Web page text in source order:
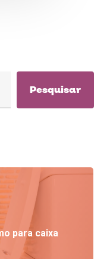
Pesquisar
para caixa